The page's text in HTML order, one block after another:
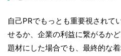
自己PRでもっとも重要視されて
せるか、企業の利益に繋がるか
題材にした場合でも、最終的な